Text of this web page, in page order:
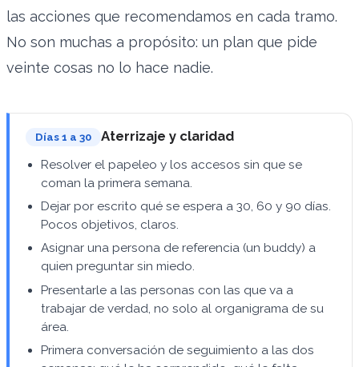
las acciones que recomendamos en cada tramo.
No son muchas a propósito: un plan que pide
veinte cosas no lo hace nadie.
Días 1 a 30 Aterrizaje y claridad
Resolver el papeleo y los accesos sin que se
coman la primera semana.
Dejar por escrito qué se espera a 30, 60 y 90 días.
Pocos objetivos, claros.
Asignar una persona de referencia (un buddy) a
quien preguntar sin miedo.
Presentarle a las personas con las que va a
trabajar de verdad, no solo al organigrama de su
área.
Primera conversación de seguimiento a las dos